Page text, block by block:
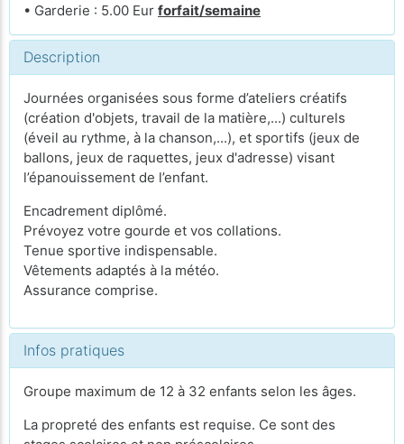
• Garderie : 5.00 Eur forfait/semaine
Description
Journées organisées sous forme d’ateliers créatifs
(création d'objets, travail de la matière,...) culturels
(éveil au rythme, à la chanson,...), et sportifs (jeux de
ballons, jeux de raquettes, jeux d'adresse) visant
l’épanouissement de l’enfant.
Encadrement diplômé.
Prévoyez votre gourde et vos collations.
Tenue sportive indispensable.
Vêtements adaptés à la météo.
Assurance comprise.
Infos pratiques
Groupe maximum de 12 à 32 enfants selon les âges.
La propreté des enfants est requise. Ce sont des